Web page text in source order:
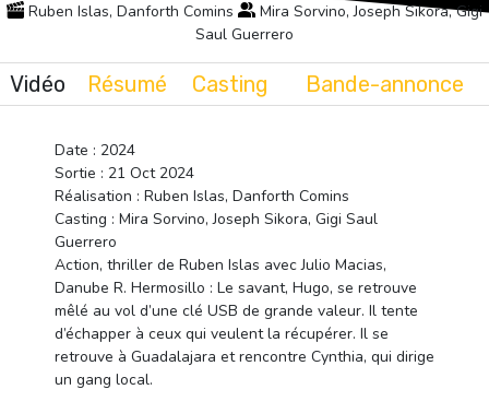
Ruben Islas, Danforth Comins
Mira Sorvino, Joseph Sikora, Gigi
Saul Guerrero
Vidéo Résumé Casting Bande-annonce
Date : 2024
Sortie : 21 Oct 2024
Réalisation : Ruben Islas, Danforth Comins
Casting : Mira Sorvino, Joseph Sikora, Gigi Saul
Guerrero
Action, thriller de Ruben Islas avec Julio Macias,
Danube R. Hermosillo : Le savant, Hugo, se retrouve
mêlé au vol d’une clé USB de grande valeur. Il tente
d’échapper à ceux qui veulent la récupérer. Il se
retrouve à Guadalajara et rencontre Cynthia, qui dirige
un gang local.